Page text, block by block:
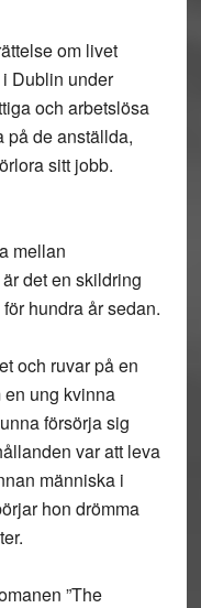
om livet
Dublin under
och arbetslösa
på de anställda,
sitt jobb.
mellan
det en skildring
hundra år sedan.
och ruvar på en
ung kvinna
försörja sig
var att leva
människa i
hon drömma
”The